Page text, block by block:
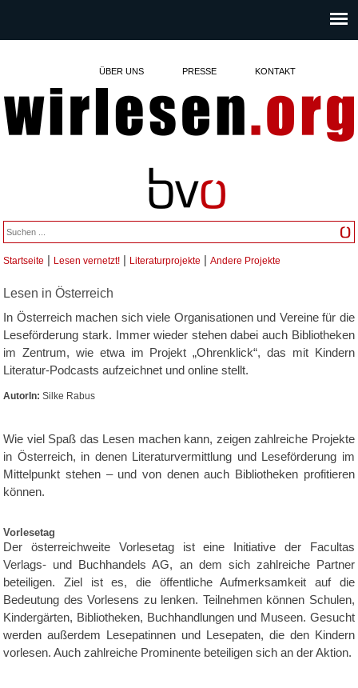
ÜBER UNS PRESSE KONTAKT
Sie sind hier
Startseite | Lesen vernetzt! | Literaturprojekte |Andere Projekte
Lesen in Österreich
In Österreich machen sich viele Organisationen und Vereine für die
Leseförderung stark. Immer wieder stehen dabei auch Bibliotheken
im Zentrum, wie etwa im Projekt „Ohrenklick“, das mit Kindern
Literatur-Podcasts aufzeichnet und online stellt.
AutorIn:Silke Rabus
Wie viel Spaß das Lesen machen kann, zeigen zahlreiche Projekte
in Österreich, in denen Literaturvermittlung und Leseförderung im
Mittelpunkt stehen – und von denen auch Bibliotheken profitieren
können.
Vorlesetag
Der österreichweite Vorlesetag ist eine Initiative der Facultas
Verlags- und Buchhandels AG, an dem sich zahlreiche Partner
beteiligen. Ziel ist es, die öffentliche Aufmerksamkeit auf die
Bedeutung des Vorlesens zu lenken. Teilnehmen können Schulen,
Kindergärten, Bibliotheken, Buchhandlungen und Museen. Gesucht
werden außerdem Lesepatinnen und Lesepaten, die den Kindern
vorlesen. Auch zahlreiche Prominente beteiligen sich an der Aktion.